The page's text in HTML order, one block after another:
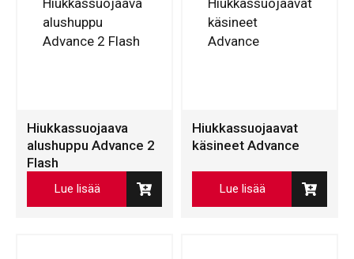
Hiukkassuojaava
alushuppu Advance 2
Flash
Lue lisää
Hiukkassuojaavat
käsineet Advance
Lue lisää